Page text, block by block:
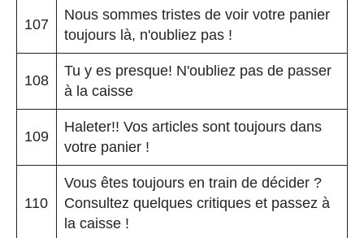
107
Nous sommes tristes de voir votre panier
toujours là, n'oubliez pas !
108
Tu y es presque! N'oubliez pas de passer
à la caisse
109
Haleter!! Vos articles sont toujours dans
votre panier !
110
Vous êtes toujours en train de décider ?
Consultez quelques critiques et passez à
la caisse !